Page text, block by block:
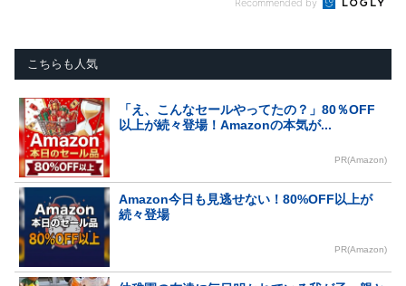
こちらも人気
「え、こんなセールやってたの？」80％OFF
以上が続々登場！Amazonの本気が...
PR(Amazon)
Amazon今日も見逃せない！80%OFF以上が
続々登場
PR(Amazon)